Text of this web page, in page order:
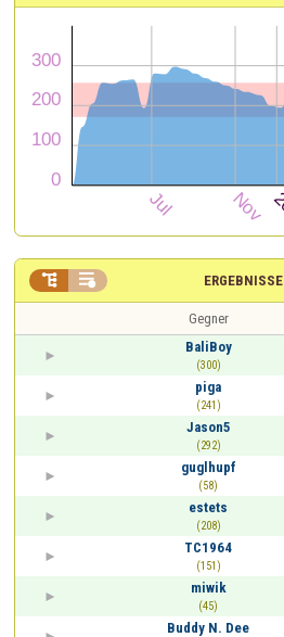
ERGEBNISSE
 
Gegner
BaliBoy
(300)
piga
(241)
Jason5
(292)
guglhupf
(58)
estets
(208)
TC1964
(151)
miwik
(45)
Buddy N. Dee